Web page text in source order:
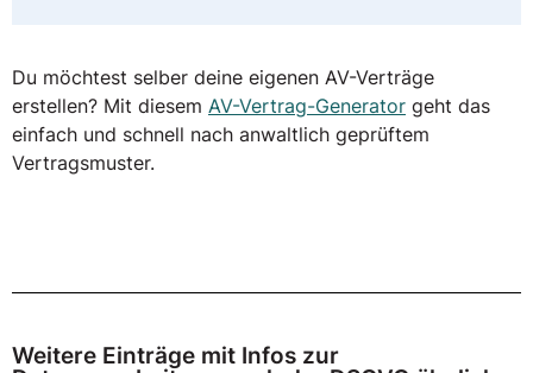
Du möchtest selber deine eigenen AV-Verträge
erstellen? Mit diesem AV-Vertrag-Generator geht das
einfach und schnell nach anwaltlich geprüftem
Vertragsmuster.
Weitere Einträge mit Infos zur